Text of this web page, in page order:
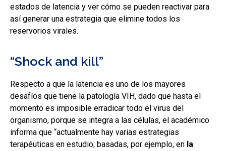
estados de latencia y ver cómo se pueden reactivar para
así generar una estrategia que elimine todos los
reservorios virales.
“Shock and kill”
Respecto a que la latencia es uno de los mayores
desafíos que tiene la patología VIH, dado que hasta el
momento es imposible erradicar todo el virus del
organismo, porque se integra a las células, el académico
informa que “actualmente hay varias estrategias
terapéuticas en estudio; basadas, por ejemplo, en la